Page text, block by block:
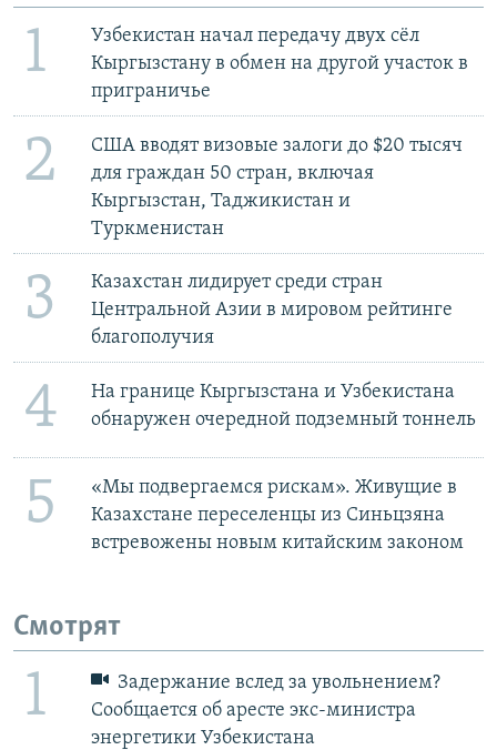
1
Узбекистан начал передачу двух сёл
Кыргызстану в обмен на другой участок в
приграничье
2
США вводят визовые залоги до $20 тысяч
для граждан 50 стран, включая
Кыргызстан, Таджикистан и
Туркменистан
3
Казахстан лидирует среди стран
Центральной Азии в мировом рейтинге
благополучия
4
На границе Кыргызстана и Узбекистана
обнаружен очередной подземный тоннель
5
«Мы подвергаемся рискам». Живущие в
Казахстане переселенцы из Синьцзяна
встревожены новым китайским законом
Смотрят
1
Задержание вслед за увольнением?
Сообщается об аресте экс-министра
энергетики Узбекистана